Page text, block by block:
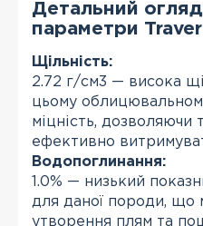
Детальний огляд:
параметри
Щільність:
2.72 г/см3 — висока
цьому
міцність, дозволяючи
ефективно
Водопоглинання:
1.0% — низький
для даної породи, що
утворення плям та